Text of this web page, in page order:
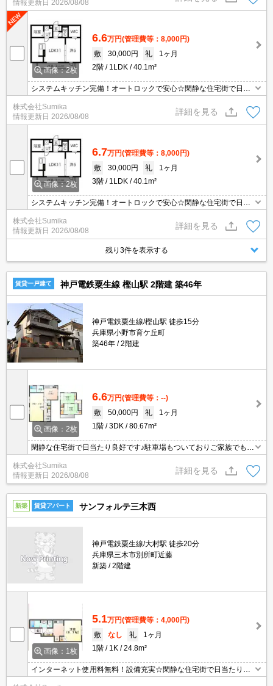
情報更新日 2026/08/08
画像：2枚
6.6万円(管理費等：8,000円)
敷
30,000円 礼
1ヶ月
2階
1LDK 40.1m²
システムキッチン完備！オートロックで安心☆閑静な住宅街で日当
たり良好です♪
株式会社Sumika
情報更新日 2026/08/08
詳細を見る
画像：2枚
6.7万円(管理費等：8,000円)
敷
30,000円 礼
1ヶ月
3階
1LDK 40.1m²
システムキッチン完備！オートロックで安心☆閑静な住宅街で日当
たり良好です♪
株式会社Sumika
情報更新日 2026/08/08
詳細を見る
残り3件を表示する
賃貸一戸建て 神戸電鉄粟生線 樫山駅 2階建 築46年
神戸電鉄粟生線/樫山駅 徒歩15分
兵庫県小野市育ケ丘町
築46年
2階建
画像：2枚
6.6万円(管理費等：--)
敷
50,000円 礼
1ヶ月
1階
3DK 80.67m²
閑静な住宅街で日当たり良好です♪駐車場もついておりご家族でも安
心して過ごせます☆
株式会社Sumika
情報更新日 2026/08/08
詳細を見る
新築 賃貸アパート サンフォルテ三木西
神戸電鉄粟生線/大村駅 徒歩20分
兵庫県三木市別所町近藤
新築
2階建
画像：1枚
5.1万円(管理費等：4,000円)
敷
なし 礼
1ヶ月
1階
1K 24.8m²
インターネット使用料無料！設備充実☆閑静な住宅街で日当たり良
好です♪